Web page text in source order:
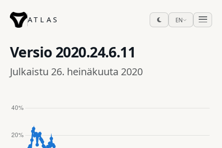
ATLAS EN
Versio 2020.24.6.11
Julkaistu 26. heinäkuuta 2020